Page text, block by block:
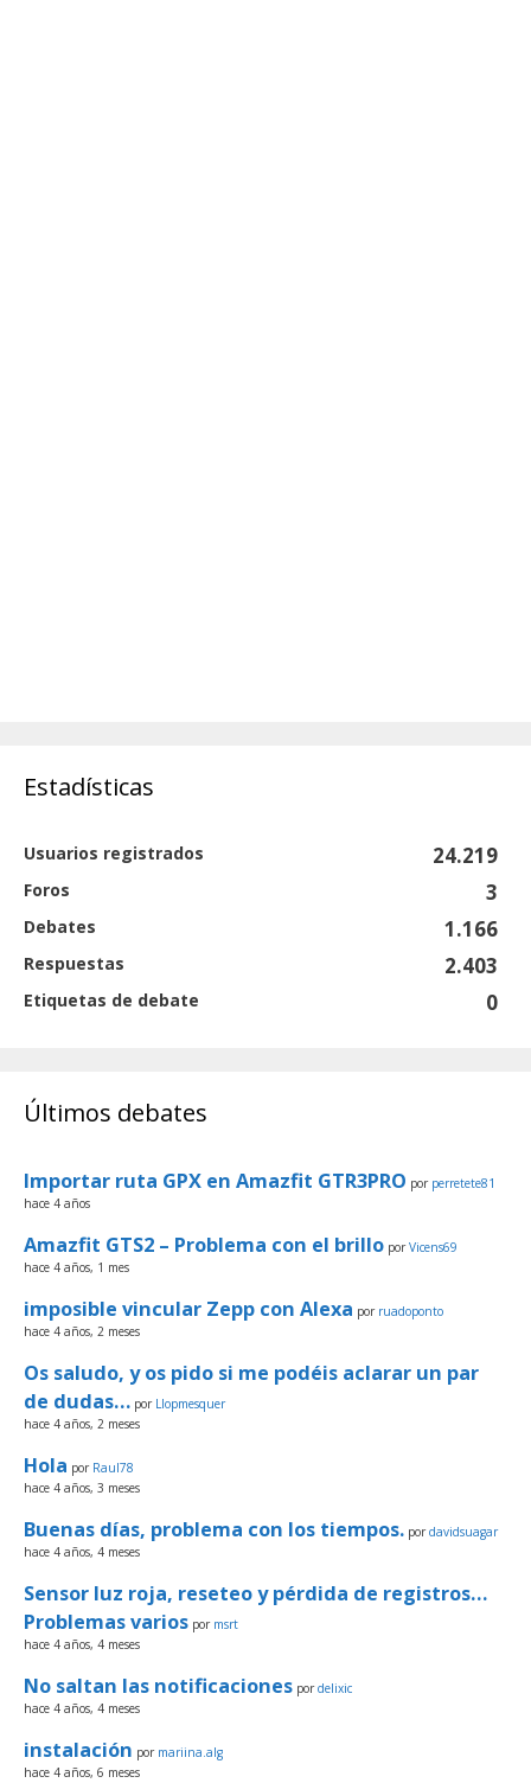
Estadísticas
Usuarios registrados 24.219
Foros 3
Debates 1.166
Respuestas 2.403
Etiquetas de debate 0
Últimos debates
Importar ruta GPX en Amazfit GTR3PRO por perretete81
hace 4 años
Amazfit GTS2 – Problema con el brillo porVicens69
hace 4 años, 1 mes
imposible vincular Zepp con Alexa por ruadoponto
hace 4 años, 2 meses
Os saludo, y os pido si me podéis aclarar un par
de dudas… por Llopmesquer
hace 4 años, 2 meses
Hola por Raul78
hace 4 años, 3 meses
Buenas días, problema con los tiempos. pordavidsuagar
hace 4 años, 4 meses
Sensor luz roja, reseteo y pérdida de registros…
Problemas varios por msrt
hace 4 años, 4 meses
No saltan las notificaciones pordelixic
hace 4 años, 4 meses
instalación por mariina.alg
hace 4 años, 6 meses